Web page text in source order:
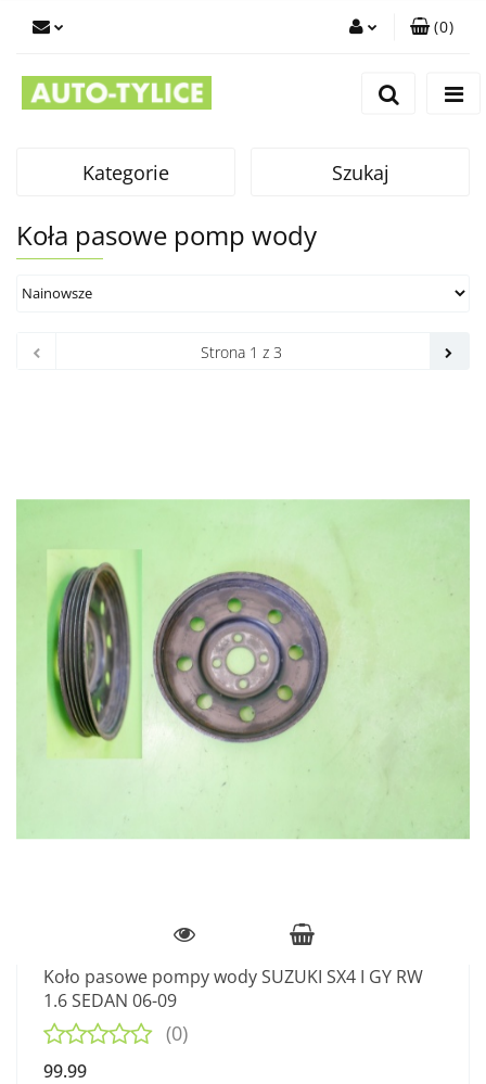
(0)
Kategorie Szukaj
Koła pasowe pomp wody
Koło pasowe pompy wody SUZUKI SX4 I GY RW
1.6 SEDAN 06-09
(0)
99.99